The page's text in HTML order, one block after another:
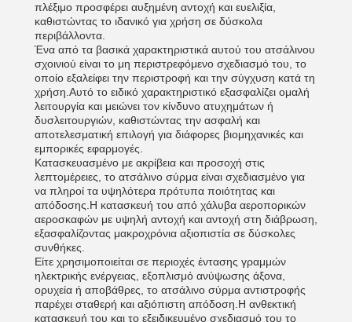
πλέξιμο προσφέρει αυξημένη αντοχή και ευελιξία,
καθιστώντας το ιδανικό για χρήση σε δύσκολα
περιβάλλοντα.
Ένα από τα βασικά χαρακτηριστικά αυτού του ατσάλινου
σχοινιού είναι το μη περιστρεφόμενο σχεδιασμό του, το
οποίο εξαλείφει την περιστροφή και την σύγχυση κατά τη
χρήση.Αυτό το ειδικό χαρακτηριστικό εξασφαλίζει ομαλή
λειτουργία και μειώνει τον κίνδυνο ατυχημάτων ή
δυσλειτουργιών, καθιστώντας την ασφαλή και
αποτελεσματική επιλογή για διάφορες βιομηχανικές και
εμπορικές εφαρμογές.
Κατασκευασμένο με ακρίβεια και προσοχή στις
λεπτομέρειες, το ατσάλινο σύρμα είναι σχεδιασμένο για
να πληροί τα υψηλότερα πρότυπα ποιότητας και
απόδοσης.Η κατασκευή του από χάλυβα αεροπορικών
αεροσκαφών με υψηλή αντοχή και αντοχή στη διάβρωση,
εξασφαλίζοντας μακροχρόνια αξιοπιστία σε δύσκολες
συνθήκες.
Είτε χρησιμοποιείται σε περιοχές έντασης γραμμών
ηλεκτρικής ενέργειας, εξοπλισμό ανύψωσης άξονα,
ορυχεία ή αποβάθρες, το ατσάλινο σύρμα αντιστροφής
παρέχει σταθερή και αξιόπιστη απόδοση.Η ανθεκτική
κατασκευή του και το εξειδικευμένο σχεδιασμό του το